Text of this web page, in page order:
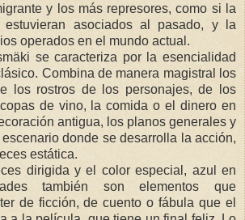
y los más represores, como si la
asociados al pasado, y la
operados en el mundo actual.
se caracteriza por la esencialidad
Combina de manera magistral los
los rostros de los personajes, de los
de vino, la comida o el dinero en
antigua, los planos generales y
donde se desarrolla la acción,
estática.
dirigida y el color especial, azul en
también son elementos que
de ficción, de cuento o fábula que el